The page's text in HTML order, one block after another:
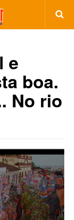
e
boa.
No rio
VIDEO